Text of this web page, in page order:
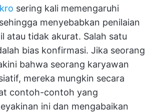
sering kali memengaruhi
menyebabkan penilaian
atau tidak akurat. Salah satu
bias konfirmasi. Jika seorang
bahwa seorang karyawan
mereka mungkin secara
contoh-contoh yang
ini dan mengabaikan